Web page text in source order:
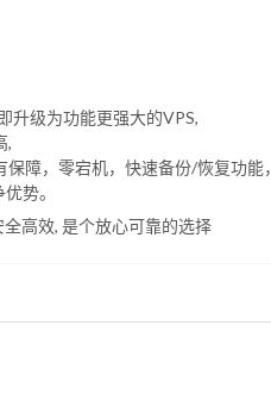
升级为功能更强大的VPS,
,
障，零宕机，快速备份/恢复功能
势。
高效, 是个放心可靠的选择